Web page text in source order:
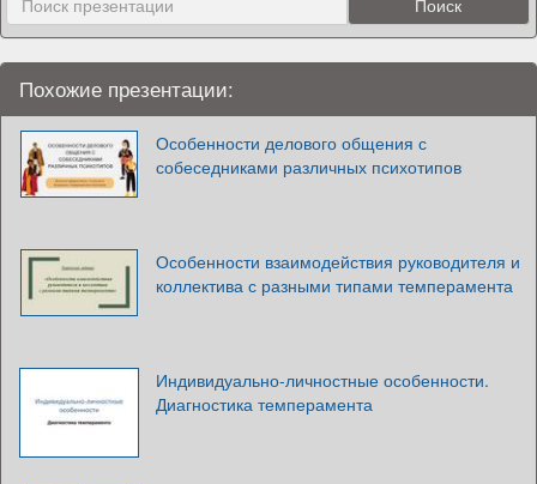
Похожие презентации:
Особенности делового общения с
собеседниками различных психотипов
Особенности взаимодействия руководителя и
коллектива с разными типами темперамента
Индивидуально-личностные особенности.
Диагностика темперамента